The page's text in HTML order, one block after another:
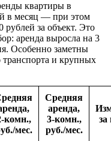
квартиры в
в месяц — при этом
рублей за объект. Это
аренда выросла на 3
Особенно заметны
транспорта и крупных
комн.,
мес.
Средняя
аренда,
3-комн.,
руб./мес.
за